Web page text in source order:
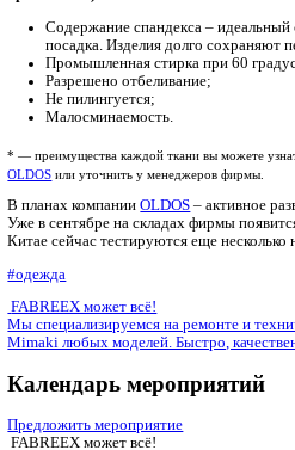
Цвета базовой коллекции:
Назначение: любые виды
Liberty-стрейч
Liberty-стрейч — это мягкий и
содержанием хлопка и с
эластичности. По внешнему
зарекомендовавшей себя на
позволяет использовать
Состав: 60% хлопок, 36%
Вес: 150 гр/м2
Ширина: 150 см.
Переплетение: саржевое
Цвета базовой коллекции: белый,
Назначение: любые виды формы.